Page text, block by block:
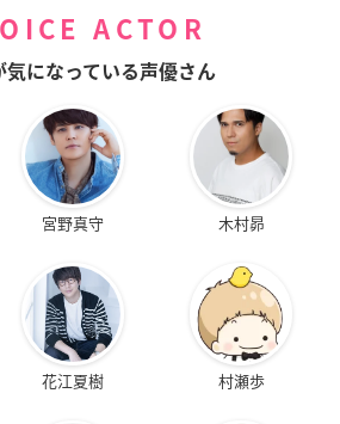
ACTOR
気になっている声優さん
宮野真守 木村昴
花江夏樹 村瀬歩